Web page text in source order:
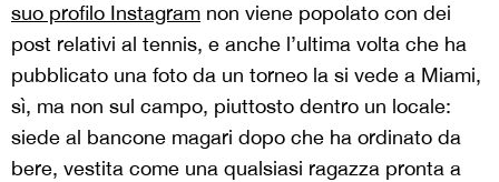
suo profilo Instagram non viene popolato con dei
post relativi al tennis, e anche l’ultima volta che ha
pubblicato una foto da un torneo la si vede a Miami,
sì, ma non sul campo, piuttosto dentro un locale:
siede al bancone magari dopo che ha ordinato da
bere, vestita come una qualsiasi ragazza pronta a